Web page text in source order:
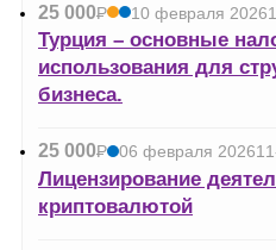
25 000Р
УБ.
10 февраля 2026
Турция – основные
использования для
бизнеса.
25 000Р
УБ.
06 февраля 2026
Лицензирование
криптовалютой